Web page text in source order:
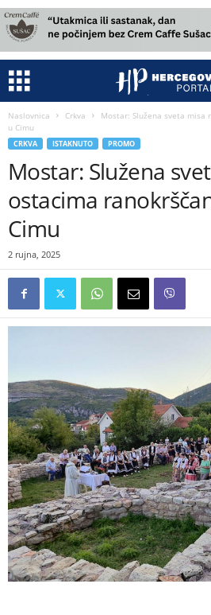
Naslovnica Crkva
Mostar: Služena sveta misa
u Cimu
CRKVA ISTAKNUTO PROMO
Mostar: Služena
ostacima
Cimu
2 rujna, 2025